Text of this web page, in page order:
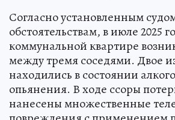
Согласно установленным
обстоятельствам, в июле 2025
коммунальной квартире
между тремя соседями. Двое
находились в состоянии
опьянения. В ходе ссоры
нанесены множественные